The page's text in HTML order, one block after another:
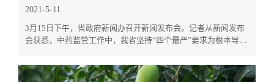
2021-5-11
3月15日下午，省政府新闻办召开新闻发布会。记者从新闻发布
会获悉，中药监管工作中，我省坚持“四个最严”要求为根本导
品生产监督管理处处长王新建介绍，饮片质量直接影响到中医临
床效果，针对中药领域重点和难点问题，我省一方面持续开展中